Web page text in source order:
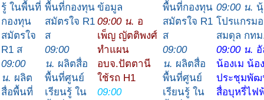
รู้ ในพื้นที่
กองทุน
สมัตรใจ
R1 ส
09:00
น. ผลิต
สื่อพื้นที่
พื้นที่กองทุน
สมัตรใจ R1
ส
09:00
น. ผลิตสื่อ
พื้นที่ศูนย์
เรียนรู้ ใน
ข้อมูล
09:00 น. อ
เพ็ญ ญัตติพงศ์
ทำแผน
อบจ.ปัตตานี
ใช้รถ H1
09:00
พื้นที่กองทุน
สมัตรใจ R1
ส
09:00
น. ผลิตสื่อ
พื้นที่ศูนย์
เรียนรู้ ใน
09:00 น.
โปรแกรม
สมดุล กท
09:00 น.
น้องเม น้อ
ประชุมพั
สื่อบุหรี่ไฟ